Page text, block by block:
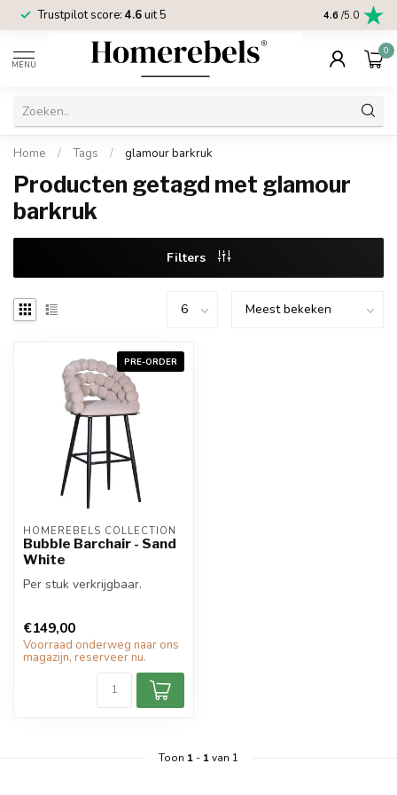
Trustpilot score: 4.6uit 5 2 jaar
4.6 /5.0
MENU
0
Home / Tags / glamour barkruk
Producten getagd met glamour
barkruk
Filters
PRE-ORDER
HOMEREBELS COLLECTION
Bubble Barchair - Sand
White
Per stuk verkrijgbaar.
€149,00
Voorraad onderweg naar ons
magazijn, reserveer nu.
Toon 1- 1van 1